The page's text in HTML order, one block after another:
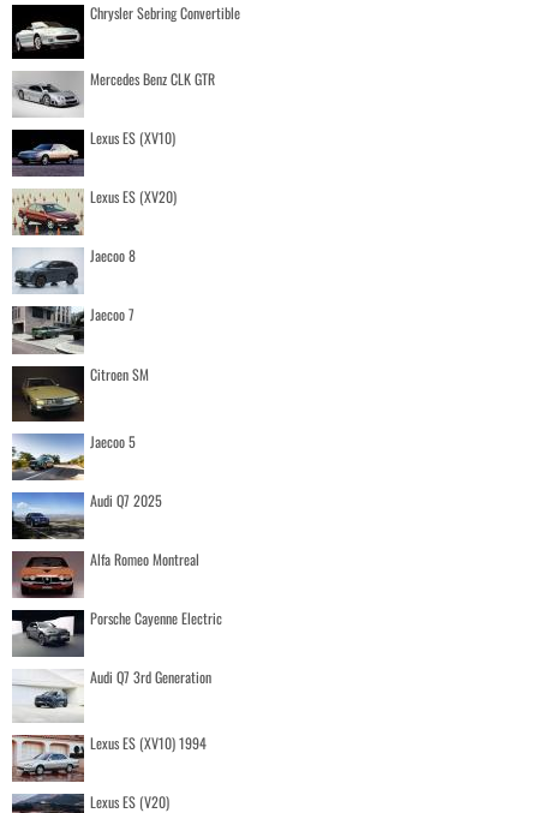
Chrysler Sebring Convertible
Mercedes Benz CLK GTR
Lexus ES (XV10)
Lexus ES (XV20)
Jaecoo 8
Jaecoo 7
Citroen SM
Jaecoo 5
Audi Q7 2025
Alfa Romeo Montreal
Porsche Cayenne Electric
Audi Q7 3rd Generation
Lexus ES (XV10) 1994
Lexus ES (V20)